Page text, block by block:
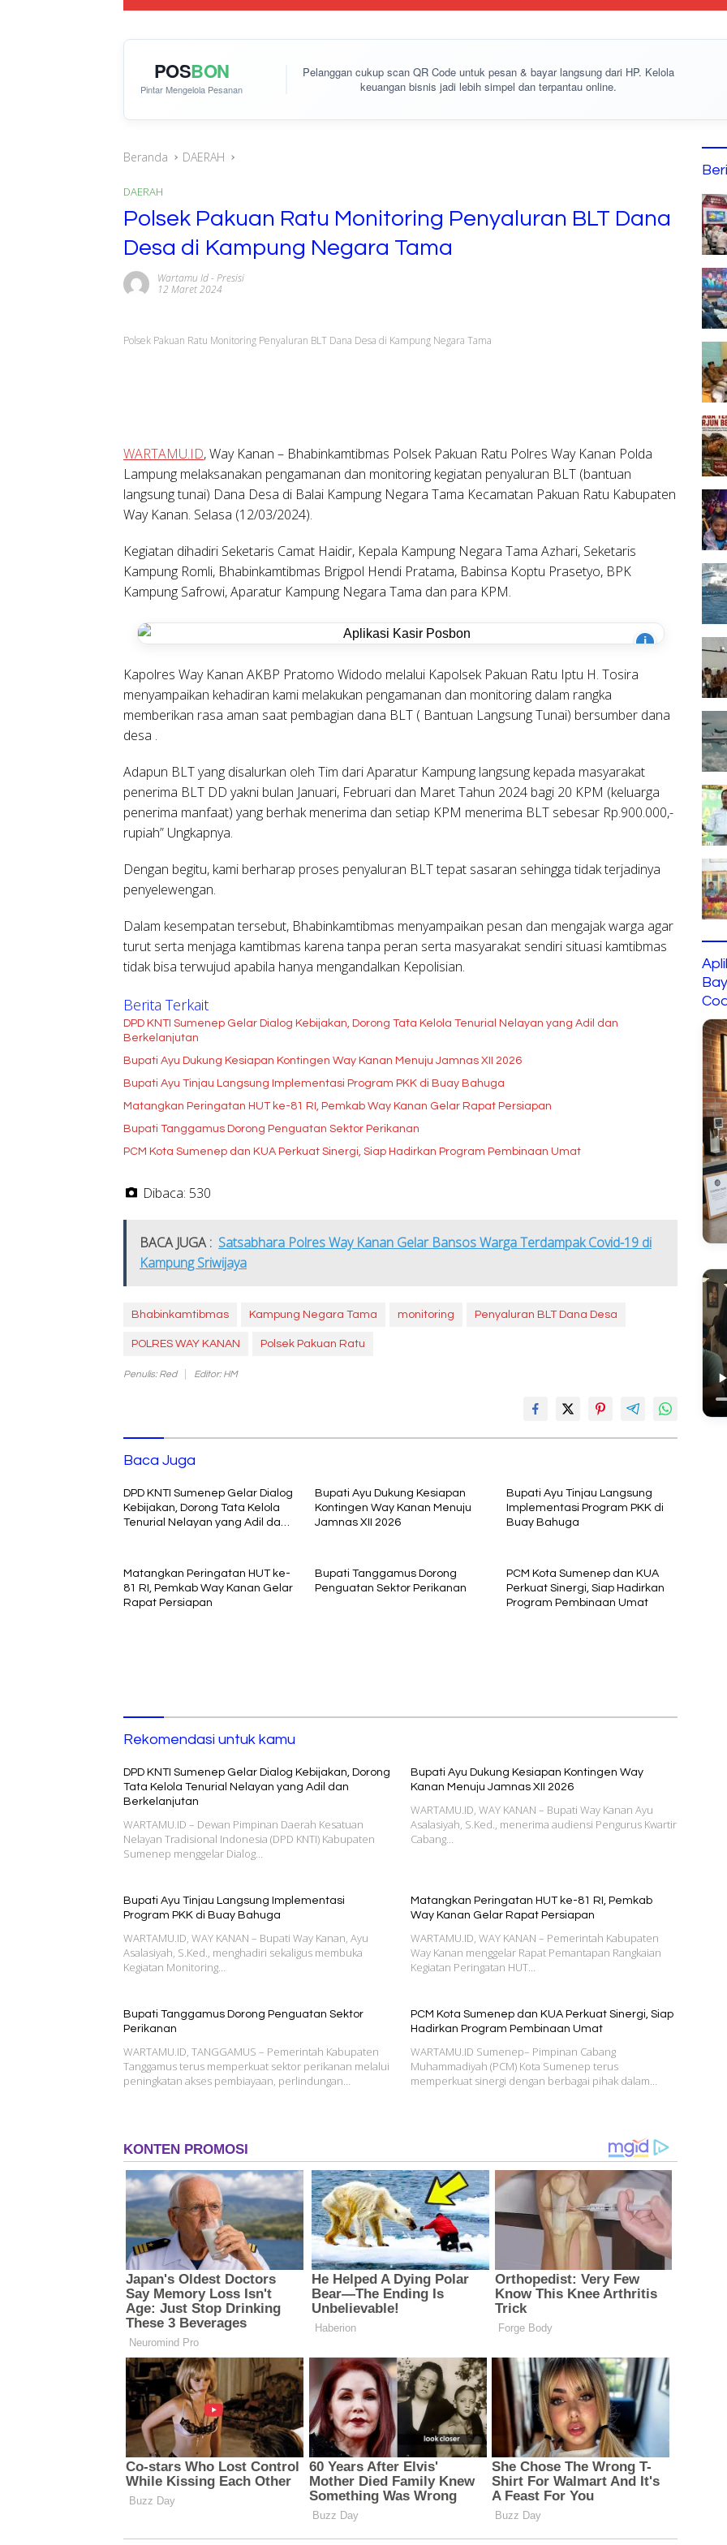
POSBON
Pintar Mengelola Pesanan
Pelanggan cukupscan QR Code untuk pesan & bayar langsung dari HP. Kelola
keuangan bisnis jadi lebih simpel dan terpantau online.
Beranda DAERAH
DAERAH
Polsek Pakuan Ratu Monitoring Penyaluran BLT Dana
Desa di Kampung Negara Tama
Wartamu Id- Presisi
12 Maret 2024
Polsek Pakuan Ratu Monitoring Penyaluran BLT Dana Desa di Kampung Negara Tama
WARTAMU.ID, Way Kanan – Bhabinkamtibmas Polsek Pakuan Ratu Polres Way Kanan Polda
Lampung melaksanakan pengamanan dan monitoring kegiatan penyaluran BLT (bantuan
langsung tunai) Dana Desa di Balai Kampung Negara Tama Kecamatan Pakuan Ratu Kabupaten
Way Kanan. Selasa (12/03/2024).
Kegiatan dihadiri Seketaris Camat Haidir, Kepala Kampung Negara Tama Azhari, Seketaris
Kampung Romli, Bhabinkamtibmas Brigpol Hendi Pratama, Babinsa Koptu Prasetyo, BPK
Kampung Safrowi, Aparatur Kampung Negara Tama dan para KPM.
i
Kapolres Way Kanan AKBP Pratomo Widodo melalui Kapolsek Pakuan Ratu Iptu H. Tosira
menyampaikan kehadiran kami melakukan pengamanan dan monitoring dalam rangka
memberikan rasa aman saat pembagian dana BLT ( Bantuan Langsung Tunai) bersumber dana
desa .
Adapun BLT yang disalurkan oleh Tim dari Aparatur Kampung langsung kepada masyarakat
penerima BLT DD yakni bulan Januari, Februari dan Maret Tahun 2024 bagi 20 KPM (keluarga
penerima manfaat) yang berhak menerima dan setiap KPM menerima BLT sebesar Rp.900.000,-
rupiah” Ungkapnya.
Dengan begitu, kami berharap proses penyaluran BLT tepat sasaran sehingga tidak terjadinya
penyelewengan.
Dalam kesempatan tersebut, Bhabinkamtibmas menyampaikan pesan dan mengajak warga agar
turut serta menjaga kamtibmas karena tanpa peran serta masyarakat sendiri situasi kamtibmas
tidak bisa terwujud apabila hanya mengandalkan Kepolisian.
Berita Terkait
DPD KNTI Sumenep Gelar Dialog Kebijakan, Dorong Tata Kelola Tenurial Nelayan yang Adil dan
Berkelanjutan
Bupati Ayu Dukung Kesiapan Kontingen Way Kanan Menuju Jamnas XII 2026
Bupati Ayu Tinjau Langsung Implementasi Program PKK di Buay Bahuga
Matangkan Peringatan HUT ke-81 RI, Pemkab Way Kanan Gelar Rapat Persiapan
Bupati Tanggamus Dorong Penguatan Sektor Perikanan
PCM Kota Sumenep dan KUA Perkuat Sinergi, Siap Hadirkan Program Pembinaan Umat
Dibaca: 530
BACA JUGA : Satsabhara Polres Way Kanan Gelar Bansos Warga Terdampak Covid-19 di
Kampung Sriwijaya
Bhabinkamtibmas Kampung Negara Tama monitoring Penyaluran BLT Dana Desa
POLRES WAY KANAN Polsek Pakuan Ratu
Penulis: Red Editor: HM
Baca Juga
DPD KNTI Sumenep Gelar Dialog
Kebijakan, Dorong Tata Kelola
Tenurial Nelayan yang Adil dan
Bupati Ayu Dukung Kesiapan
Kontingen Way Kanan Menuju
Jamnas XII 2026
Bupati Ayu Tinjau Langsung
Implementasi Program PKK di
Buay Bahuga
Matangkan Peringatan HUT ke-
81 RI, Pemkab Way Kanan Gelar
Rapat Persiapan
Bupati Tanggamus Dorong
Penguatan Sektor Perikanan
PCM Kota Sumenep dan KUA
Perkuat Sinergi, Siap Hadirkan
Program Pembinaan Umat
Rekomendasi untuk kamu
DPD KNTI Sumenep Gelar Dialog Kebijakan, Dorong
Tata Kelola Tenurial Nelayan yang Adil dan
Berkelanjutan
WARTAMU.ID – Dewan Pimpinan Daerah Kesatuan
Nelayan Tradisional Indonesia (DPD KNTI) Kabupaten
Sumenep menggelar Dialog…
Bupati Ayu Dukung Kesiapan Kontingen Way
Kanan Menuju Jamnas XII 2026
WARTAMU.ID, WAY KANAN – Bupati Way Kanan Ayu
Asalasiyah, S.Ked., menerima audiensi Pengurus Kwartir
Cabang…
Bupati Ayu Tinjau Langsung Implementasi
Program PKK di Buay Bahuga
WARTAMU.ID, WAY KANAN – Bupati Way Kanan, Ayu
Asalasiyah, S.Ked., menghadiri sekaligus membuka
Kegiatan Monitoring…
Matangkan Peringatan HUT ke-81 RI, Pemkab
Way Kanan Gelar Rapat Persiapan
WARTAMU.ID, WAY KANAN – Pemerintah Kabupaten
Way Kanan menggelar Rapat Pemantapan Rangkaian
Kegiatan Peringatan HUT…
Bupati Tanggamus Dorong Penguatan Sektor
Perikanan
WARTAMU.ID, TANGGAMUS – Pemerintah Kabupaten
Tanggamus terus memperkuat sektor perikanan melalui
peningkatan akses pembiayaan, perlindungan…
PCM Kota Sumenep dan KUA Perkuat Sinergi, Siap
Hadirkan Program Pembinaan Umat
WARTAMU.ID Sumenep– Pimpinan Cabang
Muhammadiyah (PCM) Kota Sumenep terus
memperkuat sinergi dengan berbagai pihak dalam…